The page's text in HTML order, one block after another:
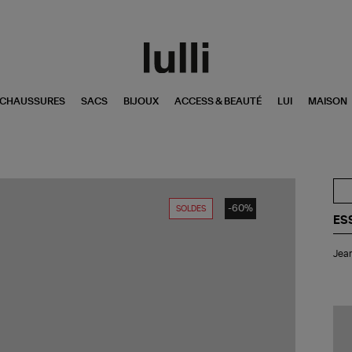
CHAUSSURES SACS BIJOUX ACCESS & BEAUTÉ LUI MAISON
SOLDES -60%